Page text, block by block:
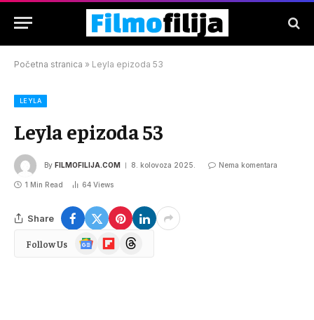
Početna stranica » Leyla epizoda 53
LEYLA
Leyla epizoda 53
By FILMOFILIJA.COM 8. kolovoza 2025. Nema komentara
1 Min Read 64 Views
Share
Follow Us
Google
News
FlipboardThreads